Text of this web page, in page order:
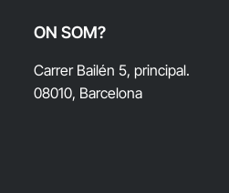
ON SOM?
Carrer Bailén 5, principal.
08010, Barcelona